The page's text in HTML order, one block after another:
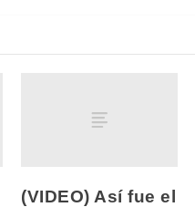
(VIDEO) Así fue el